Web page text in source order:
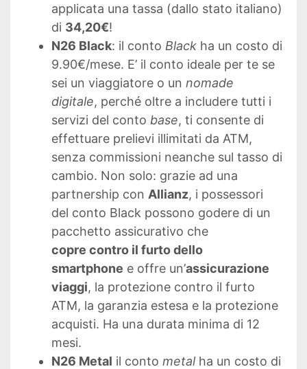
applicata una tassa (dallo stato italiano)
di 34,20€!
N26 Black: il conto Black ha un costo di
9.90€/mese. E’ il conto ideale per te se
sei un viaggiatore o un nomade
digitale, perché oltre a includere tutti i
servizi del conto base, ti consente di
effettuare prelievi illimitati da ATM,
senza commissioni neanche sul tasso di
cambio. Non solo: grazie ad una
partnership con Allianz, i possessori
del conto Black possono godere di un
pacchetto assicurativo che
copre contro il furto dello
smartphone e offre un’assicurazione
viaggi, la protezione contro il furto
ATM, la garanzia estesa e la protezione
acquisti. Ha una durata minima di 12
mesi.
N26 Metal il conto metal ha un costo di